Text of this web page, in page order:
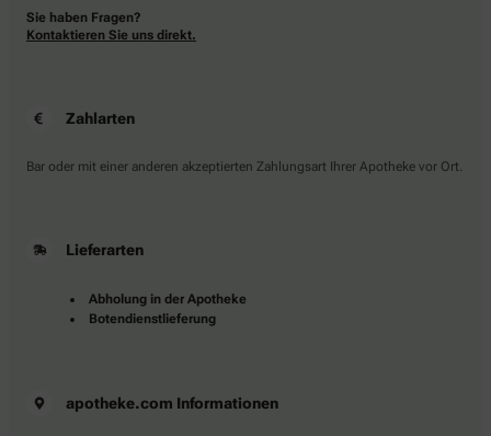
Sie haben Fragen?
Kontaktieren Sie uns direkt.
Zahlarten
Bar oder mit einer anderen akzeptierten Zahlungsart Ihrer Apotheke vor Ort.
Lieferarten
Abholung in der Apotheke
Botendienstlieferung
apotheke.com Informationen